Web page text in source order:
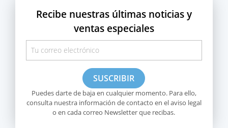
Recibe nuestras últimas noticias y
ventas especiales
Puedes darte de baja en cualquier momento. Para ello,
consulta nuestra información de contacto en el aviso legal
o en cada correo Newsletter que recibas.